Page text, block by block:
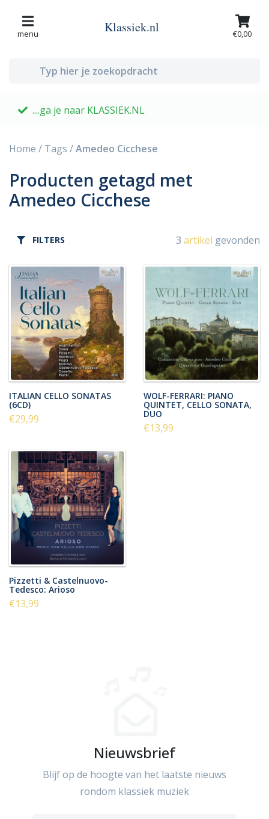
menu Klassiek.nl €0,00
....ga je naar KLASSIEK.NL
Home / Tags /Amedeo Cicchese
Producten getagd met
Amedeo Cicchese
FILTERS 3 artikel gevonden
ITALIAN CELLO SONATAS
(6CD)
€29,99
WOLF-FERRARI: PIANO
QUINTET, CELLO SONATA,
DUO
€13,99
Pizzetti & Castelnuovo-
Tedesco: Arioso
€13,99
Nieuwsbrief
Blijf op de hoogte van het laatste nieuws
rondom klassiek muziek